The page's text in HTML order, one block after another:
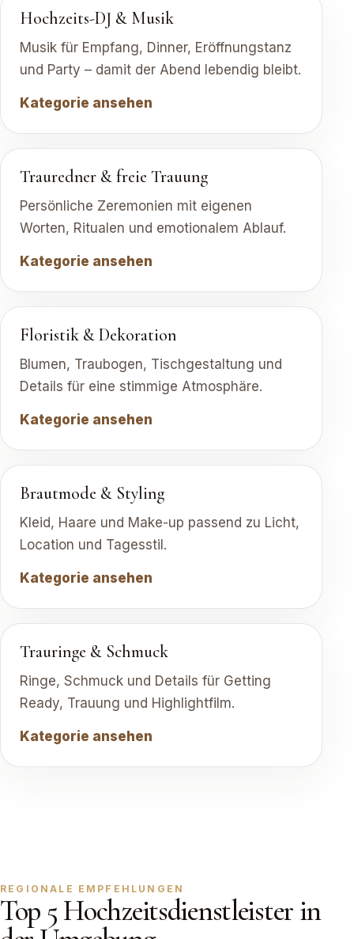
Hochzeits-DJ & Musik
Musik für Empfang, Dinner, Eröffnungstanz
und Party – damit der Abend lebendig bleibt.
Kategorie ansehen
Trauredner & freie Trauung
Persönliche Zeremonien mit eigenen
Worten, Ritualen und emotionalem Ablauf.
Kategorie ansehen
Floristik & Dekoration
Blumen, Traubogen, Tischgestaltung und
Details für eine stimmige Atmosphäre.
Kategorie ansehen
Brautmode & Styling
Kleid, Haare und Make-up passend zu Licht,
Location und Tagesstil.
Kategorie ansehen
Trauringe & Schmuck
Ringe, Schmuck und Details für Getting
Ready, Trauung und Highlightfilm.
Kategorie ansehen
REGIONALE EMPFEHLUNGEN
Top 5 Hochzeitsdienstleister in